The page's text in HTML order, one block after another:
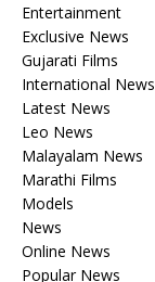
Entertainment
Exclusive News
Gujarati Films
International News
Latest News
Leo News
Malayalam News
Marathi Films
Models
News
Online News
Popular News